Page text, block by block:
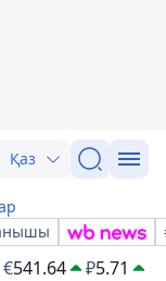
Қаз
€541.64 ₽5.71